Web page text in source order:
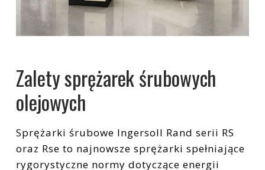
Zalety sprężarek śrubowych
olejowych
Sprężarki śrubowe Ingersoll Rand serii RS
oraz Rse to najnowsze sprężarki spełniające
rygorystyczne normy dotyczące energii